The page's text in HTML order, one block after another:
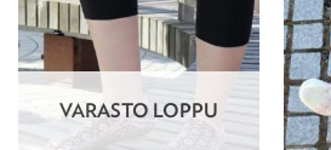
VARASTO LOPPU